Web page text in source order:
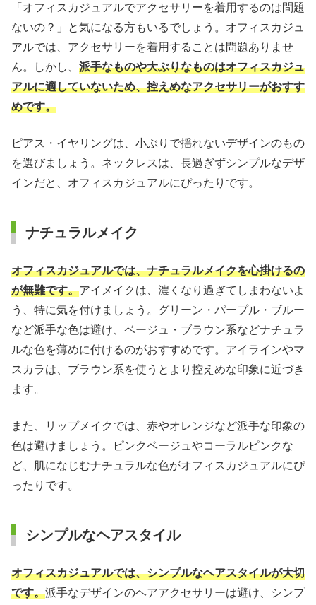
「オフィスカジュアルでアクセサリーを着用するのは問題
ないの？」と気になる方もいるでしょう。オフィスカジュ
アルでは、アクセサリーを着用することは問題ありませ
ん。しかし、 派手なものや大ぶりなものはオフィスカジュ
アルに適していないため、控えめなアクセサリーがおすす
めです。
ピアス・イヤリングは、小ぶりで揺れないデザインのもの
を選びましょう。ネックレスは、長過ぎずシンプルなデザ
インだと、オフィスカジュアルにぴったりです。
ナチュラルメイク
オフィスカジュアルでは、ナチュラルメイクを心掛けるの
が無難です。アイメイクは、濃くなり過ぎてしまわないよ
う、特に気を付けましょう。グリーン・パープル・ブルー
など派手な色は避け、ベージュ・ブラウン系などナチュラ
ルな色を薄めに付けるのがおすすめです。アイラインやマ
スカラは、ブラウン系を使うとより控えめな印象に近づき
ます。
また、リップメイクでは、赤やオレンジなど派手な印象の
色は避けましょう。ピンクベージュやコーラルピンクな
ど、肌になじむナチュラルな色がオフィスカジュアルにぴ
ったりです。
シンプルなヘアスタイル
オフィスカジュアルでは、シンプルなヘアスタイルが大切
です。派手なデザインのヘアアクセサリーは避け、シンプ